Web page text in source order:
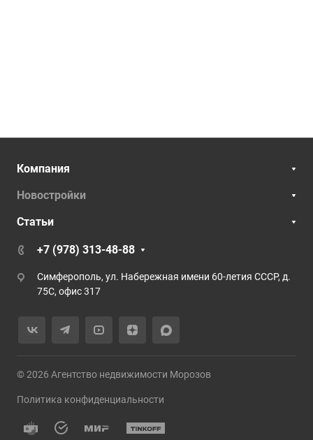
Компания
Новостройки
Статьи
+7 (978) 313-48-88
Симферополь, ул. Набережная имени 60-летия СССР, д.
75С, офис 317
© 2026 Агентство недвижимости Морозов
Политика конфиденциальности